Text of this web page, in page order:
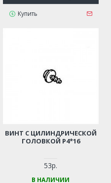
Купить
ВИНТ С ЦИЛИНДРИЧЕСКОЙ
ГОЛОВКОЙ Р4*16
53р.
В НАЛИЧИИ